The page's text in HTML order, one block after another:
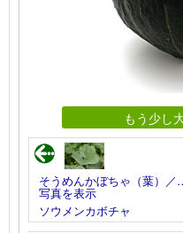
もう少し
そうめんかぼちゃ（葉）
写真を表示
ソウメンカボチャ